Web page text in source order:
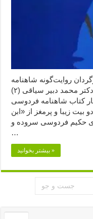
روایت‌گونه شاهنامه
فردوسی به نثر) (۱) نویسنده: دکتر محمد دبیر سیاقی (۲)
کتاب شاهنامه فردوسی
بیت زیبا و پرمغز از «ابن
حکیم فردوسی سروده و
…
بیشتر بخوانید »